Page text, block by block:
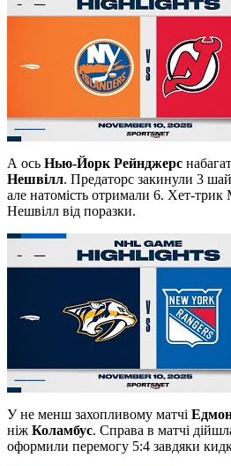
А ось Нью-Йорк Рейнджерс
Нешвілл. Предаторс закинули 3
але натомість отримали 6. Хет-
Нешвілл від поразки.
У не менш захопливому матчі
ніж Коламбус. Справа в матчі
оформили перемогу 5:4 завдяки